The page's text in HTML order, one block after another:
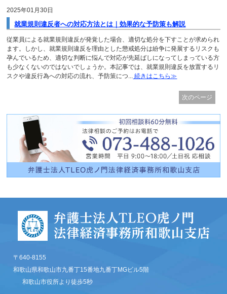
2025年01月30日
就業規則違反者への対応方法とは｜効果的な予防策も解説
従業員による就業規則違反が発覚した場合、適切な処分を下すことが求められ
ます。しかし、就業規則違反を理由とした懲戒処分は紛争に発展するリスクも
孕んでいるため、適切な判断に悩んで対応が先延ばしになってしまっている方
も少なくないのではないでしょうか。本記事では、就業規則違反を放置するリ
スクや違反行為への対応の流れ、予防策につ... 続きはこちら≫
次のページ
〒640-8155
和歌山県和歌山市九番丁15番地九番丁MGビル5階
和歌山市役所より徒歩5秒